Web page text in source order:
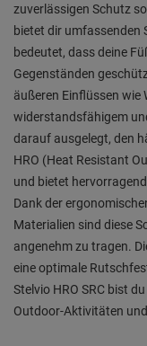
zuverlässigen Schutz
bietet dir umfassenden
bedeutet, dass deine
Gegenständen
äußeren Einflüssen wie
widerstandsfähigem
darauf ausgelegt, den
HRO (Heat Resistant
und bietet
Dank der
Materialien sind diese
angenehm zu tragen.
eine optimale
Stelvio HRO SRC bist
Outdoor-Aktivitäten